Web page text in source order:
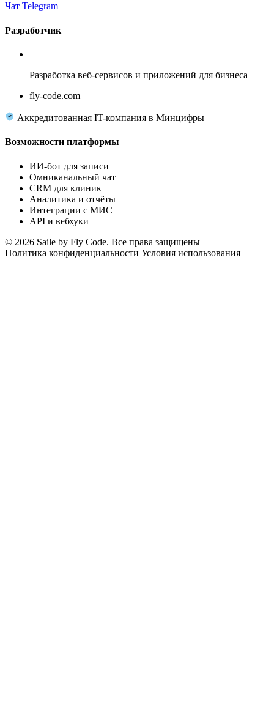
Чат Telegram
Разработчик
Разработка веб-сервисов и приложений для бизнеса
fly-code.com
Аккредитованная IT-компания в Минцифры
Возможности платформы
ИИ-бот для записи
Омниканальный чат
CRM для клиник
Аналитика и отчёты
Интеграции с МИС
API и вебхуки
© 2026 Saile by Fly Code. Все права защищены
Политика конфиденциальности Условия использования